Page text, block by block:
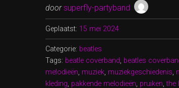
door superfly-partyband
Geplaatst: 15 mei 2024
Categorie: beatles
Tags: beatle coverband, beatles
melodieën, muziek, muziekgeschiedenis,
kleding, pakkende melodieën, pruiken,the